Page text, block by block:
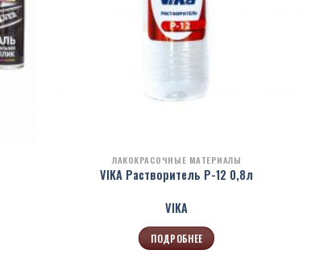
ЛАКОКРАСОЧНЫЕ МАТЕРИАЛЫ
VIKA Растворитель Р-12 0,8л
VIKA
ПОДРОБНЕЕ